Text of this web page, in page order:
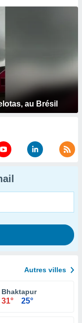
au Brésil
Autres villes
Bhaktapur
31° 25°